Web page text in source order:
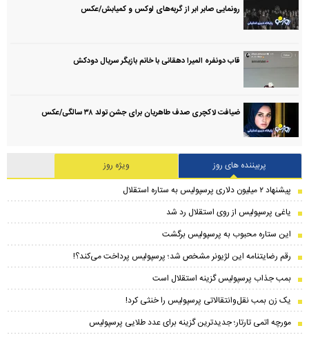
رونمایی صابر ابر از گربه‌های لوکس و کمیابش/عکس
قاب دونفره المیرا دهقانی با خانم بازیگر سریال دودکش
ضیافت لاکچری صدف طاهریان برای جشن تولد ۳۸ سالگی‌/عکس
پربیننده های روز
ویژه روز
پیشنهاد ۲ میلیون دلاری پرسپولیس به ستاره استقلال
یاغی پرسپولیس از روی استقلال رد شد
این ستاره محبوب به پرسپولیس برگشت
رقم رضایتنامه این لژیونر مشخص شد؛ پرسپولیس پرداخت می‌کند؟!
بمب جذاب پرسپولیس گزینه استقلال است
یک زن بمب نقل‌وانتقالاتی پرسپولیس را خنثی کرد!
مورچه اتمی تارتار؛ جدیدترین گزینه برای عدد طلایی پرسپولیس